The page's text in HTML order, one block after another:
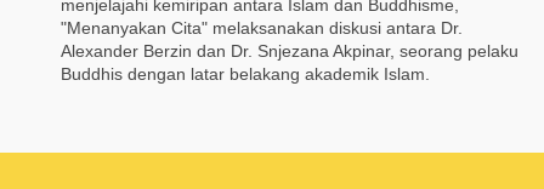
menjelajahi kemiripan antara Islam dan Buddhisme,
"Menanyakan Cita" melaksanakan diskusi antara Dr.
Alexander Berzin dan Dr. Snjezana Akpinar, seorang pelaku
Buddhis dengan latar belakang akademik Islam.